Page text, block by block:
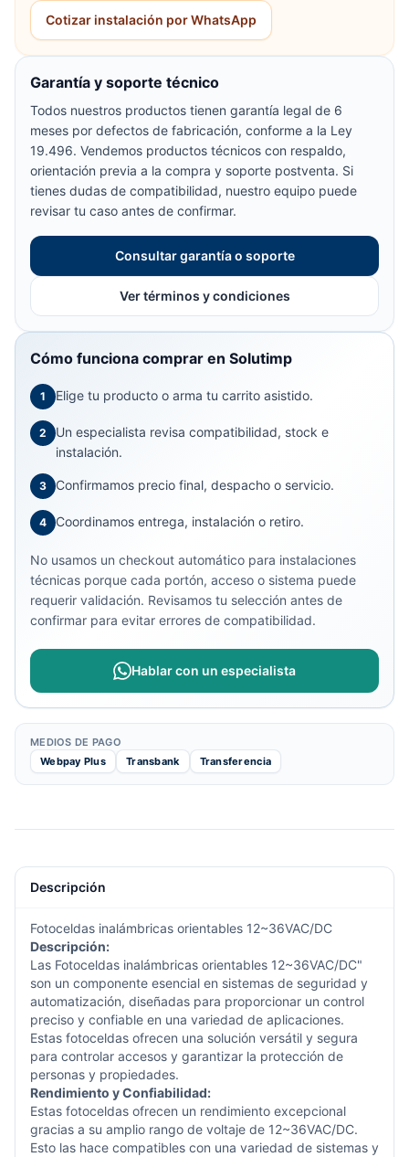
Cotizar instalación por WhatsApp
Garantía y soporte técnico
Todos nuestros productos tienen garantía legal de 6
meses por defectos de fabricación, conforme a la Ley
19.496. Vendemos productos técnicos con respaldo,
orientación previa a la compra y soporte postventa. Si
tienes dudas de compatibilidad, nuestro equipo puede
revisar tu caso antes de confirmar.
Consultar garantía o soporte
Ver términos y condiciones
Cómo funciona comprar en Solutimp
1 Elige tu producto o arma tu carrito asistido.
2
Un especialista revisa compatibilidad, stock e
instalación.
3 Confirmamos precio final, despacho o servicio.
4 Coordinamos entrega, instalación o retiro.
No usamos un checkout automático para instalaciones
técnicas porque cada portón, acceso o sistema puede
requerir validación. Revisamos tu selección antes de
confirmar para evitar errores de compatibilidad.
Hablar con un especialista
MEDIOS DE PAGO
Webpay Plus
Transbank Transferencia
Descripción
Fotoceldas inalámbricas orientables 12~36VAC/DC
Descripción:
Las Fotoceldas inalámbricas orientables 12~36VAC/DC"
son un componente esencial en sistemas de seguridad y
automatización, diseñadas para proporcionar un control
preciso y confiable en una variedad de aplicaciones.
Estas fotoceldas ofrecen una solución versátil y segura
para controlar accesos y garantizar la protección de
personas y propiedades.
Rendimiento y Confiabilidad:
Estas fotoceldas ofrecen un rendimiento excepcional
gracias a su amplio rango de voltaje de 12~36VAC/DC.
Esto las hace compatibles con una variedad de sistemas y